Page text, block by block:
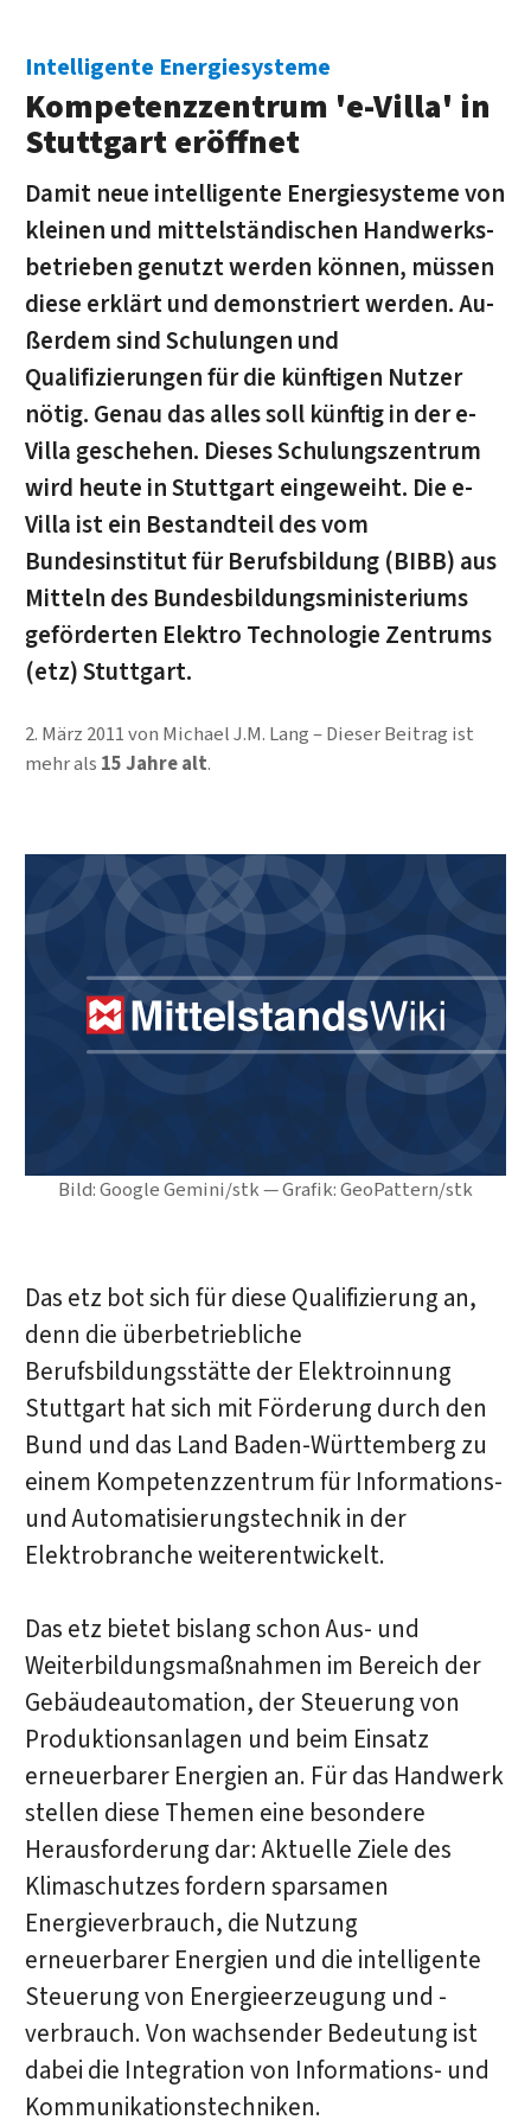
Bild: Google Gemini/stk — Grafik: GeoPattern/stk
Intelligente Energiesysteme
Kompetenzzentrum 'e-Villa' in
Stuttgart eröffnet
Damit neue intelligente Energiesysteme von
kleinen und mittelständischen Handwerks­
be­trie­ben genutzt werden können, müssen
diese erklärt und demonstriert werden. Au­
ßer­dem sind Schulungen und
Qualifizierungen für die künftigen Nutzer
nötig. Genau das alles soll künftig in der e-
Villa geschehen. Dieses Schulungszentrum
wird heute in Stuttgart eingeweiht. Die e-
Villa ist ein Bestandteil des vom
Bundesinstitut für Berufsbildung (BIBB) aus
Mitteln des Bundesbildungsministeriums
geförderten Elektro Technologie Zentrums
(etz) Stuttgart.
2. März 2011von Michael J.M. Lang
Dieser Beitrag ist
mehr als 15 Jahre alt.
Das etz bot sich für diese Qualifizierung an,
denn die überbetriebliche
Berufsbildungsstätte der Elektroinnung
Stuttgart hat sich mit Förderung durch den
Bund und das Land Baden-Württemberg zu
einem Kompetenzzentrum für Informations-
und Automatisierungstechnik in der
Elektrobranche weiterentwickelt.
Das etz bietet bislang schon Aus- und
Weiterbildungsmaßnahmen im Bereich der
Gebäudeautomation, der Steuerung von
Produktionsanlagen und beim Einsatz
erneuerbarer Energien an. Für das Handwerk
stellen diese Themen eine besondere
Herausforderung dar: Aktuelle Ziele des
Klimaschutzes fordern sparsamen
Energieverbrauch, die Nutzung
erneuerbarer Energien und die intelligente
Steuerung von Energieerzeugung und -
verbrauch. Von wachsender Bedeutung ist
dabei die Integration von Informations- und
Kommunikationstechniken.